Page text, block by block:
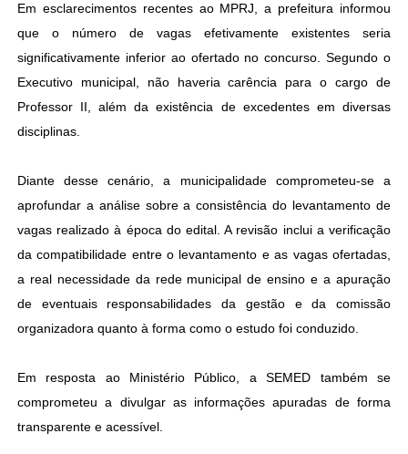
Em esclarecimentos recentes ao MPRJ, a prefeitura informou
que o número de vagas efetivamente existentes seria
significativamente inferior ao ofertado no concurso. Segundo o
Executivo municipal, não haveria carência para o cargo de
Professor II, além da existência de excedentes em diversas
disciplinas.
Diante desse cenário, a municipalidade comprometeu-se a
aprofundar a análise sobre a consistência do levantamento de
vagas realizado à época do edital. A revisão inclui a verificação
da compatibilidade entre o levantamento e as vagas ofertadas,
a real necessidade da rede municipal de ensino e a apuração
de eventuais responsabilidades da gestão e da comissão
organizadora quanto à forma como o estudo foi conduzido.
Em resposta ao Ministério Público, a SEMED também se
comprometeu a divulgar as informações apuradas de forma
transparente e acessível.